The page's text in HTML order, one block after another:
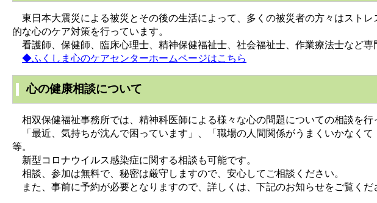
東日本大震災による被災とその後の生活によって、多くの被災者の方々はスト
的な心のケア対策を行っています。
看護師、保健師、臨床心理士、精神保健福祉士、社会福祉士、作業療法士など
◆ふくしま心のケアセンターホームページはこちら
心の健康相談について
相双保健福祉事務所では、精神科医師による様々な心の問題についての相談を行
「最近、気持ちが沈んで困っています」、「職場の人間関係がうまくいかなく
等。
新型コロナウイルス感染症に関する相談も可能です。
相談、参加は無料で、秘密は厳守しますので、安心してご相談ください。
また、事前に予約が必要となりますので、詳しくは、下記のお知らせをご覧くだ